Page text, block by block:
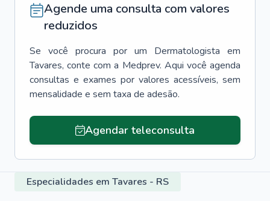
Agende uma consulta com valores
reduzidos
Se você procura por um Dermatologista em
Tavares, conte com a Medprev. Aqui você agenda
consultas e exames por valores acessíveis, sem
mensalidade e sem taxa de adesão.
Agendar teleconsulta
Especialidades em Tavares - RS